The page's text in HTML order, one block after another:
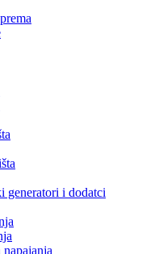
generatori i dodatci